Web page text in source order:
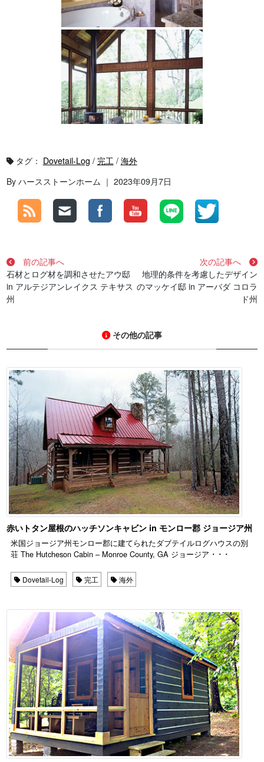
タグ： Dovetail-Log / 完工 / 海外
By ハースストーンホーム ｜ 2023年09月7日
前の記事へ
石材とログ材を調和させたアウ邸
in アルテジアンレイクス テキサス
州
次の記事へ
地理的条件を考慮したデザイン
のマッケイ邸 in アーバダ コロラ
ド州
その他の記事
赤いトタン屋根のハッチソンキャビン in モンロー郡 ジョージア州
米国ジョージア州モンロー郡に建てられたダブテイルログハウスの別
荘 The Hutcheson Cabin – Monroe County, GA ジョージア ･ ･ ･
Dovetail-Log 完工 海外